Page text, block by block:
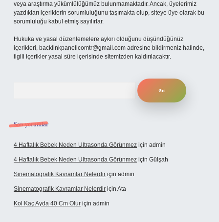
veya araştırma yükümlülüğümüz bulunmamaktadır. Ancak, üyelerimiz
yazdıkları içeriklerin sorumluluğunu taşımakta olup, siteye üye olarak bu
sorumluluğu kabul etmiş sayılırlar.
Hukuka ve yasal düzenlemelere aykırı olduğunu düşündüğünüz
içerikleri, backlinkpanelicomtr@gmail.com adresine bildirmeniz halinde,
ilgili içerikler yasal süre içerisinde sitemizden kaldırılacaktır.
Son yorumlar
4 Haftalık Bebek Neden Ultrasonda Görünmez için admin
4 Haftalık Bebek Neden Ultrasonda Görünmez için Gülşah
Sinematografik Kavramlar Nelerdir için admin
Sinematografik Kavramlar Nelerdir için Ata
Kol Kaç Ayda 40 Cm Olur için admin